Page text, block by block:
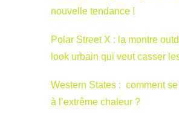
nouvelle tendance !
Polar Street X : la montre
look urbain qui veut casser
Western States : comment
à l’extrême chaleur ?